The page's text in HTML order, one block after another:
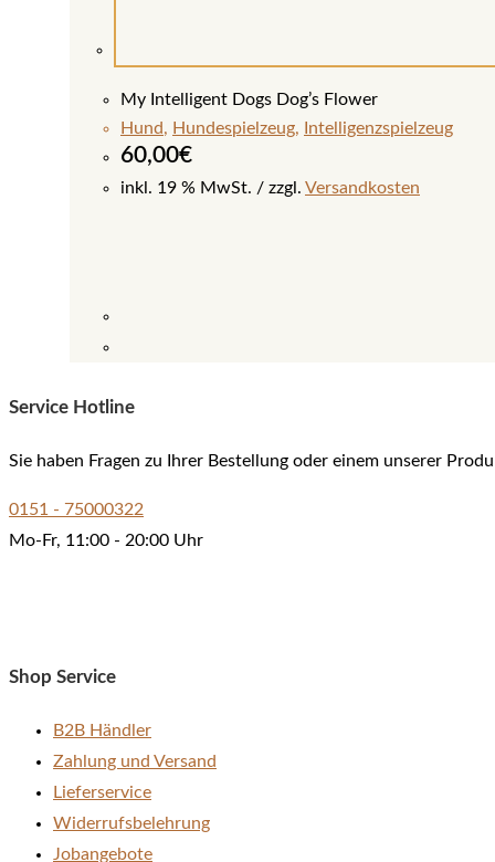
My Intelligent Dogs Dog’s Flower
Hund, Hundespielzeug, Intelligenzspielzeug
60,00€
inkl. 19 % MwSt. zzgl. Versandkosten
Service Hotline
Sie haben Fragen zu Ihrer Bestellung oder einem unserer
0151 - 75000322
Mo-Fr, 11:00 - 20:00 Uhr
Shop Service
B2B Händler
Zahlung und Versand
Lieferservice
Widerrufsbelehrung
Jobangebote